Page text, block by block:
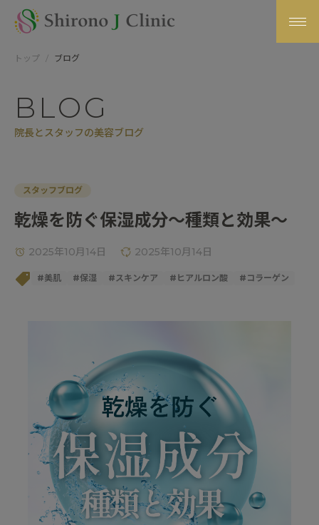
トップ ブログ
BLOG
院長とスタッフの美容ブログ
スタッフブログ
乾燥を防ぐ保湿成分～種類と効果～
2025年10月14日 2025年10月14日
#美肌 #保湿 #スキンケア # ヒアルロン酸 # コラーゲン